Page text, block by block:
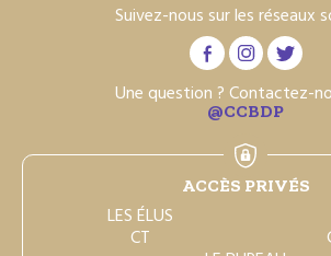
Suivez-nous sur les réseaux
Une question ? Contactez-
@CCBDP
ACCÈS PRIVÉS
LES ÉLUS
CT